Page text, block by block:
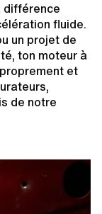
différence
fluide.
un projet de
ton moteur à
et
de notre